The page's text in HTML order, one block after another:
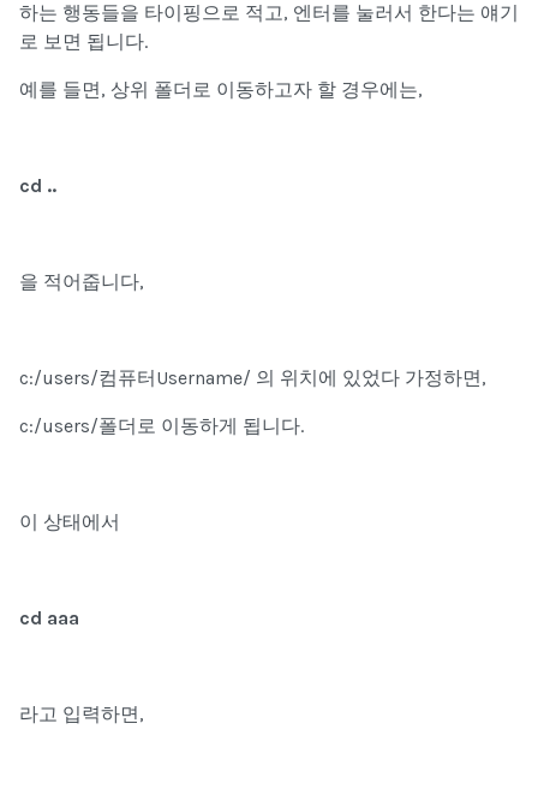
하는 행동들을 타이핑으로 적고, 엔터를 눌러서 한다는 얘기
로 보면 됩니다.
예를 들면, 상위 폴더로 이동하고자 할 경우에는,
cd ..
을 적어줍니다,
c:/users/컴퓨터Username/ 의 위치에 있었다 가정하면,
c:/users/폴더로 이동하게 됩니다.
이 상태에서
cd aaa
라고 입력하면,